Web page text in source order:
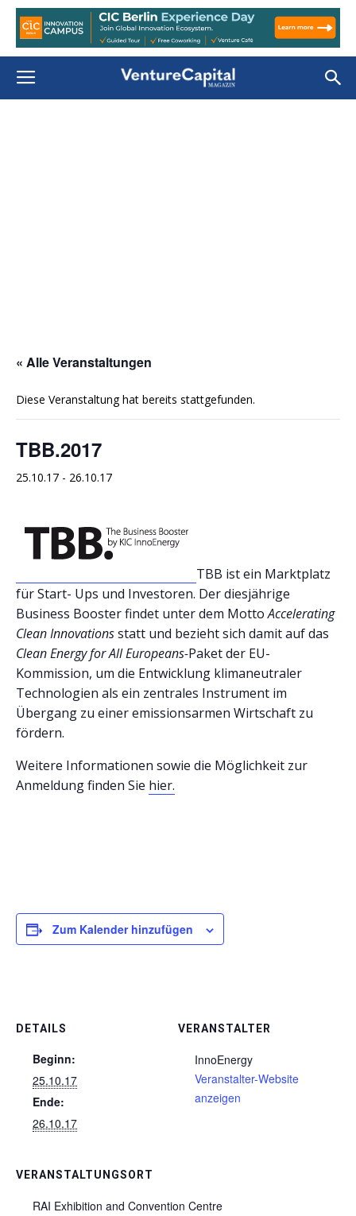
« Alle Veranstaltungen
Diese Veranstaltung hat bereits stattgefunden.
TBB.2017
25.10.17 - 26.10.17
TBB ist ein Marktplatz
für Start- Ups und Investoren. Der diesjährige
Business Booster findet unter dem MottoAccelerating
Clean Innovationsstatt und bezieht sich damit auf das
Clean Energy for All Europeans-Paket der EU-
Kommission, um die Entwicklung klimaneutraler
Technologien als ein zentrales Instrument im
Übergang zu einer emissionsarmen Wirtschaft zu
fördern.
Weitere Informationen sowie die Möglichkeit zur
Anmeldung finden Sie hier.
Zum Kalender hinzufügen
DETAILS
Beginn:
25.10.17
Ende:
26.10.17
VERANSTALTUNGSORT
RAI Exhibition and Convention Centre
VERANSTALTER
InnoEnergy
Veranstalter-Website
anzeigen